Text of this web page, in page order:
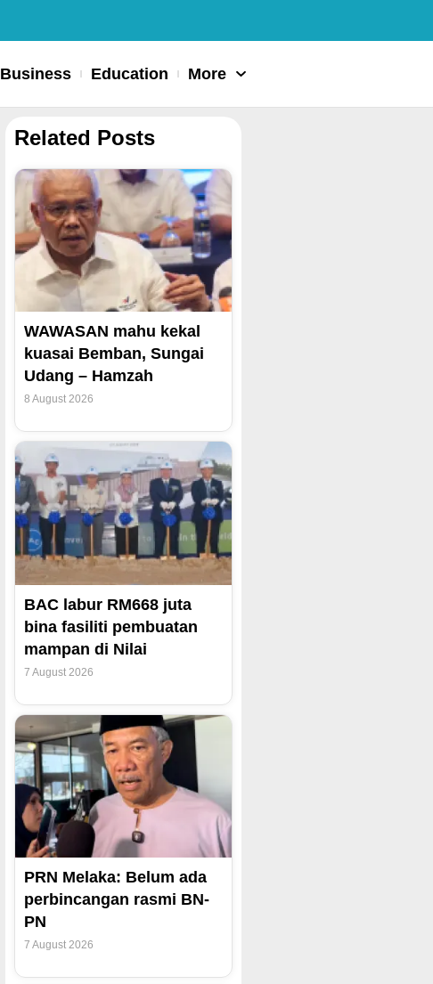
Business Education More
Related Posts
WAWASAN mahu kekal
kuasai Bemban, Sungai
Udang – Hamzah
8 August 2026
BAC labur RM668 juta
bina fasiliti pembuatan
mampan di Nilai
7 August 2026
PRN Melaka: Belum ada
perbincangan rasmi BN-
PN
7 August 2026